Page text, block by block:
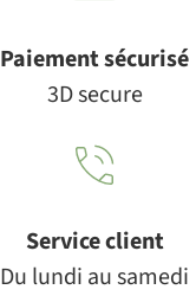
Paiement sécurisé
3D secure
Service client
Du lundi au samedi